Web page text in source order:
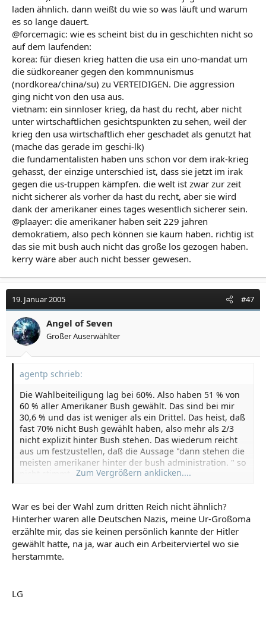
laden ähnlich. dann weißt du wie so was läuft und warum
es so lange dauert.
@forcemagic: wie es scheint bist du in geschichten nicht so
auf dem laufenden:
korea: für diesen krieg hatten die usa ein uno-mandat um
die südkoreaner gegen den kommnunismus
(nordkorea/china/su) zu VERTEIDIGEN. Die aggression
ging nicht von den usa aus.
vietnam: ein sinnloser krieg, da hast du recht, aber nicht
unter wirtschaftlichen gesichtspunkten zu sehen, weil der
krieg den usa wirtschaftlich eher geschadet als genutzt hat
(mache das gerade im geschi-lk)
die fundamentalisten haben uns schon vor dem irak-krieg
gehasst, der einzige unterschied ist, dass sie jetzt im irak
gegen die us-truppen kämpfen. die welt ist zwar zur zeit
nicht sicherer als vorher da hast du recht, aber sie wird
dank der amerikaner eines tages wesentlich sicherer sein.
@plaayer: die amerikaner haben seit 229 jahren
demokratiem, also pech können sie kaum haben. richtig ist
das sie mit bush auch nicht das große los gezogen haben.
kerry wäre aber auch nicht besser gewesen.
19. Januar 2005 #47
Angel of Seven
Großer Auserwählter
agentp schrieb:
Die Wahlbeiteiligung lag bei 60%. Also haben 51 % von
60 % aller Amerikaner Bush gewählt. Das sind bei mir
30,6 % und das ist weniger als ein Drittel. Das heist, daß
fast 70% nicht Bush gewählt haben, also mehr als 2/3
nicht explizit hinter Bush stehen. Das wiederum reicht
aus um festzustellen, daß die Aussage "dann stehen die
meisten amerikaner hinter der bush administration. " so
Zum Vergrößern anklicken....
War es bei der Wahl zum dritten Reich nicht ähnlich?
Hinterher waren alle Deutschen Nazis, meine Ur-Großoma
erzählte mir, das sie keinen persönlich kannte der Hitler
gewählt hatte, na ja, war auch ein Arbeiterviertel wo sie
herstammte.
LG